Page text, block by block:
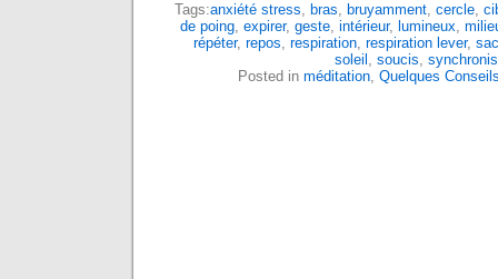
Tags:anxiété stress, bras, bruyamment, cercle,
de poing, expirer, geste, intérieur, lumineux,
répéter, repos, respiration, respiration lever,
soleil , soucis,
Posted in méditation, Quelques